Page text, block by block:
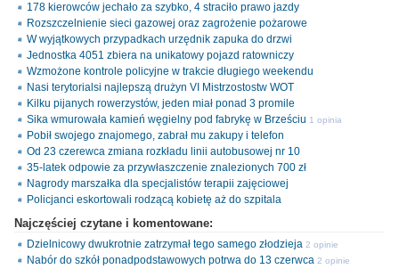
178 kierowców jechało za szybko, 4 straciło prawo jazdy
Rozszczelnienie sieci gazowej oraz zagrożenie pożarowe
W wyjątkowych przypadkach urzędnik zapuka do drzwi
Jednostka 4051 zbiera na unikatowy pojazd ratowniczy
Wzmożone kontrole policyjne w trakcie długiego weekendu
Nasi terytorialsi najlepszą drużyn VI Mistrzostostw WOT
Kilku pijanych rowerzystów, jeden miał ponad 3 promile
Sika wmurowała kamień węgielny pod fabrykę w Brześciu 1 opinia
Pobił swojego znajomego, zabrał mu zakupy i telefon
Od 23 czerewca zmiana rozkładu linii autobusowej nr 10
35-latek odpowie za przywłaszczenie znalezionych 700 zł
Nagrody marszałka dla specjalistów terapii zajęciowej
Policjanci eskortowali rodzącą kobietę aż do szpitala
Najczęściej czytane i komentowane:
Dzielnicowy dwukrotnie zatrzymał tego samego złodzieja 2 opinie
Nabór do szkół ponadpodstawowych potrwa do 13 czerwca 2 opinie